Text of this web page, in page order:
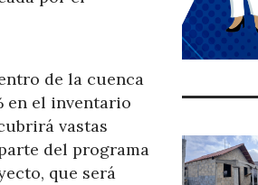
de la cuenca
en el inventario
vastas
del programa
que será